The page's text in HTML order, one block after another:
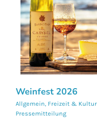
Weinfest 2026
Allgemein, Freizeit & Kultur
Pressemitteilung